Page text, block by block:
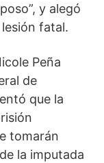
y alegó
fatal.
Peña
de
que la
tomarán
la imputada